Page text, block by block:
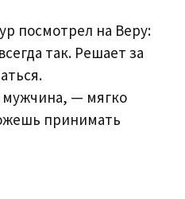
посмотрел на Веру:
так. Решает за
— мягко
принимать